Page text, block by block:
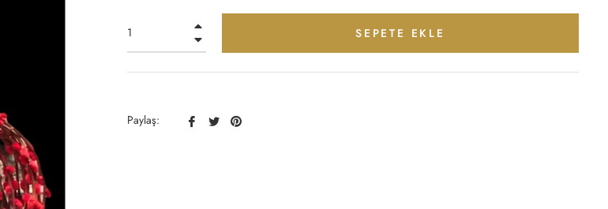
SEPETE EKLE
Paylaş:
Facebook
TwitterPinterest